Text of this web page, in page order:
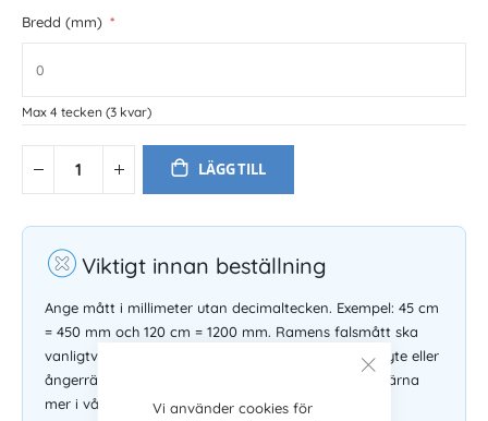
Vi använder cookies för
Bredd (mm)
Max 4 tecken (3 kvar)
LÄGG TILL
Viktigt innan beställning
Ange mått i millimeter utan decimaltecken. Exempel: 45 cm
= 450 mm och 120 cm = 1200 mm. Ramens falsmått ska
vanligtvis vara två millimter större än bildmåttet. Byte eller
ångerrätt gäller inte på måttbeställda ramar. Läs gärna
mer i våra
köpvillkor.